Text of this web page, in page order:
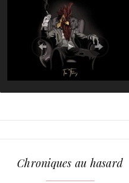
Chroniques au hasard